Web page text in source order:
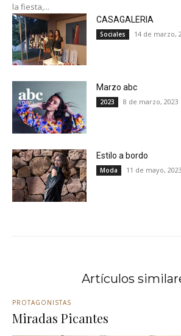
la fiesta,...
CASAGALERIA
Sociales 14 de marzo,
Marzo abc
2023 8 de marzo, 2023
Estilo a bordo
Moda 11 de mayo, 2023
Artículos
PROTAGONISTAS
Miradas Picantes